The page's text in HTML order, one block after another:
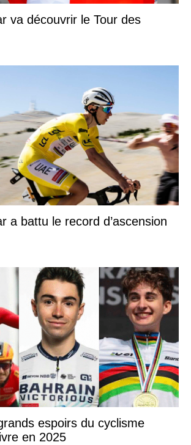
va découvrir le Tour des
a battu le record d’ascension
espoirs du cyclisme
en 2025